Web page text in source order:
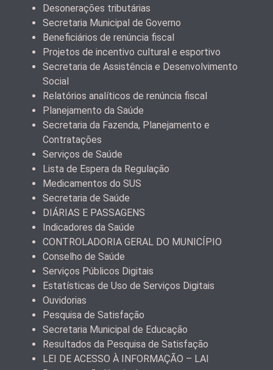
Desonerações tributárias
Secretaria Municipal de Governo
Beneficiários de renúncia fiscal
Projetos de incentivo cultural e esportivo
Secretaria de Assistência e Desenvolvimento
Social
Relatórios analíticos de renúncia fiscal
Planejamento da Saúde
Secretaria da Fazenda, Planejamento e
Contratações
Serviços de Saúde
Lista de Espera da Regulação
Medicamentos do SUS
Secretaria de Saúde
DIÁRIAS E PASSAGENS
Indicadores da Saúde
CONTROLADORIA GERAL DO MUNICÍPIO
Conselho de Saúde
Serviços Públicos Digitais
Estatísticas de Uso de Serviços Digitais
Ouvidorias
Pesquisa de Satisfação
Secretaria Municipal de Educação
Resultados da Pesquisa de Satisfação
LEI DE ACESSO À INFORMAÇÃO – LAI